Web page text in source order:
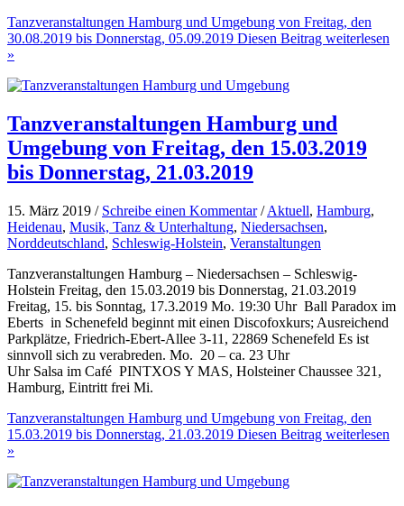
Tanzveranstaltungen Hamburg und Umgebung von Freitag, den
30.08.2019 bis Donnerstag, 05.09.2019 Diesen Beitrag weiterlesen
»
Tanzveranstaltungen Hamburg und
Umgebung von Freitag, den 15.03.2019
bis Donnerstag, 21.03.2019
15. März 2019 / Schreibe einen Kommentar /Aktuell, Hamburg,
Heidenau, Musik, Tanz & Unterhaltung, Niedersachsen,
Norddeutschland, Schleswig-Holstein, Veranstaltungen
Tanzveranstaltungen Hamburg – Niedersachsen – Schleswig-
Holstein Freitag, den 15.03.2019 bis Donnerstag, 21.03.2019
Freitag, 15. bis Sonntag, 17.3.2019 Mo. 19:30 Uhr Ball Paradox im
Eberts in Schenefeld beginnt mit einen Discofoxkurs; Ausreichend
Parkplätze, Friedrich-Ebert-Allee 3-11, 22869 Schenefeld Es ist
sinnvoll sich zu verabreden. Mo. 20 – ca. 23 Uhr
Uhr Salsa im Café PINTXOS Y MAS, Holsteiner Chaussee 321,
Hamburg, Eintritt frei Mi.
Tanzveranstaltungen Hamburg und Umgebung von Freitag, den
15.03.2019 bis Donnerstag, 21.03.2019 Diesen Beitrag weiterlesen
»